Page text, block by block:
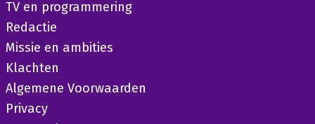
TV en programmering
Redactie
Missie en ambities
Klachten
Algemene Voorwaarden
Privacy